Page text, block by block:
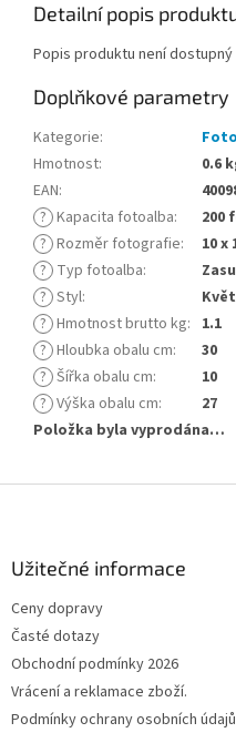
Detailní popis
Popis produktu není dostupný
Doplňkové parametry
Kategorie:
Hmotnost:
0.6
EAN:
? Kapacita fotoalba:
200
? Rozměr fotografie:
10 x
? Typ fotoalba:
? Styl:
? Hmotnost brutto kg: 1.1
? Hloubka obalu cm:
30
? Šířka obalu cm:
10
? Výška obalu cm:
27
Položka byla vyprodána…
Užitečné informace
Ceny dopravy
Časté dotazy
Obchodní podmínky 2026
Vrácení a reklamace zboží.
Podmínky ochrany osobních údajů